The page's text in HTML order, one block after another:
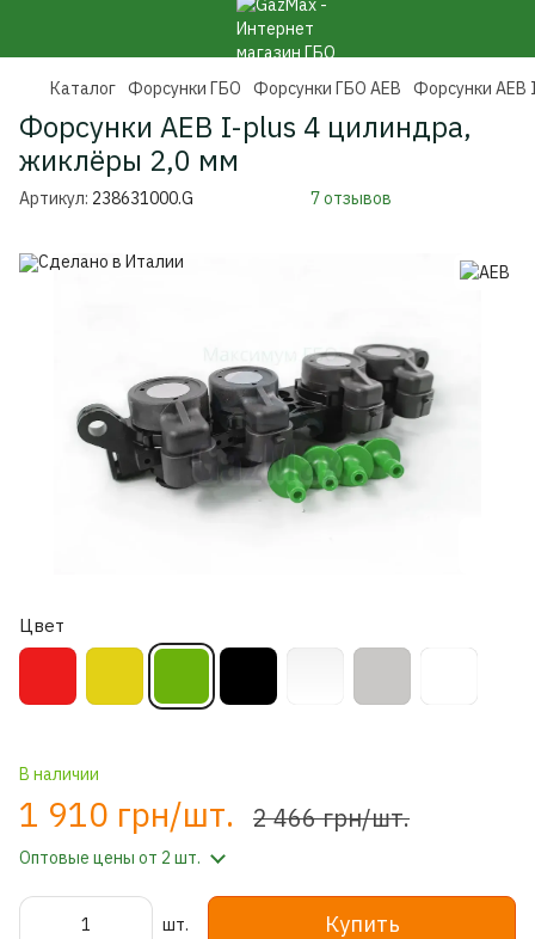
Каталог Форсунки ГБО Форсунки ГБО AEB Форсунки
Форсунки AEB I-plus 4 цилиндра,
жиклёры 2,0 мм
Артикул: 238631000.G 7 отзывов
Цвет
В наличии
1 910 грн/шт. 2 466 грн/шт.
Оптовые цены от 2 шт.
шт. Купить